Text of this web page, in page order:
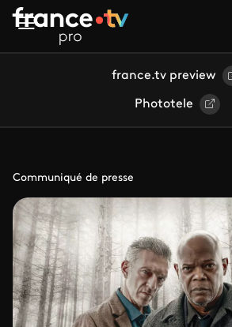
Aller au contenu principal
france.tv preview
Phototele
Communiqué de presse